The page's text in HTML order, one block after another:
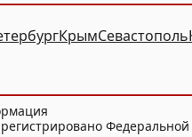
КрымСевастополь